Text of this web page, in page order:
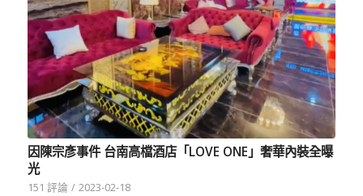
因陳宗彥事件 台南高檔酒店「LOVE ONE」奢華內裝全曝
光
151 評論 / 2023-02-18